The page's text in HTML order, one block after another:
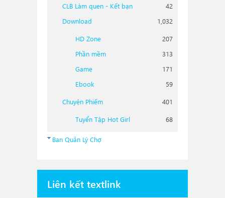
CLB Làm quen - Kết bạn
42
Download
1,032
HD Zone
207
Phần mềm
313
Game
171
Ebook
59
Chuyện Phiếm 401
Tuyển Tập Hot Girl 68
Ban Quản Lý Chợ
Liên kết textlink